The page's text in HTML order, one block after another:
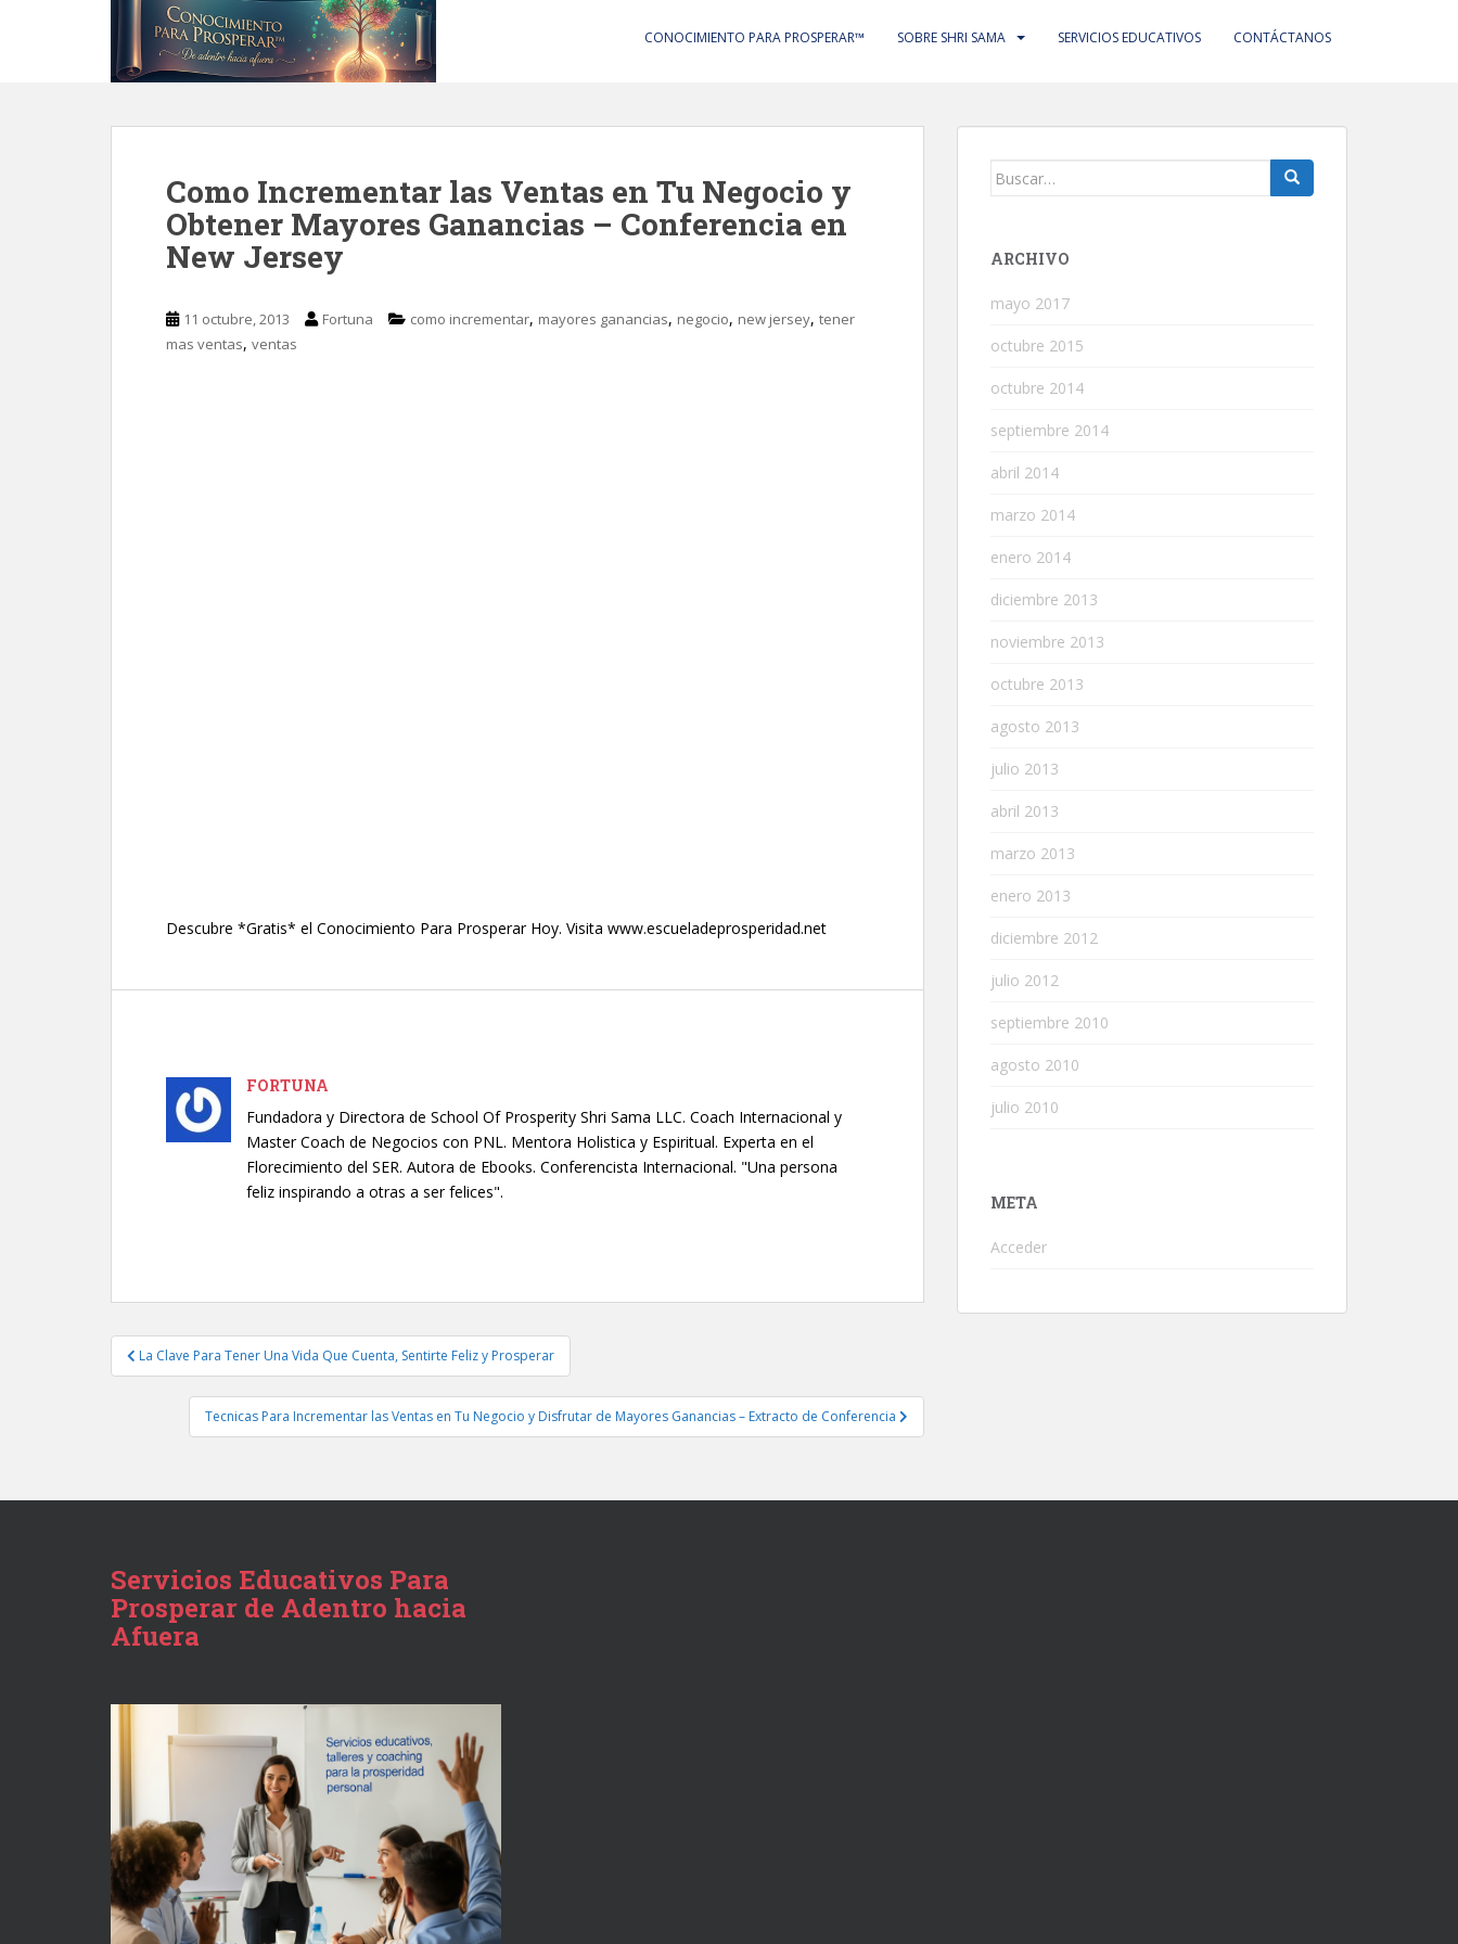
CONOCIMIENTO PARA PROSPERAR™ SOBRE SHRI SAMA SERVICIOS EDUCATIVOS CONTÁCTANOS
Como Incrementar las Ventas en Tu Negocio y
Obtener Mayores Ganancias – Conferencia en
New Jersey
11 octubre, 2013 Fortuna como incrementar, mayores ganancias, negocio, new jersey, tener
mas ventas, ventas
Descubre *Gratis* el Conocimiento Para Prosperar Hoy. Visita www.escueladeprosperidad.net
FORTUNA
Fundadora y Directora de School Of Prosperity Shri Sama LLC. Coach Internacional y
Master Coach de Negocios con PNL. Mentora Holistica y Espiritual. Experta en el
Florecimiento del SER. Autora de Ebooks. Conferencista Internacional. "Una persona
feliz inspirando a otras a ser felices".
Navegación
de
entradas
La Clave Para Tener Una Vida Que Cuenta, Sentirte Feliz y Prosperar
Tecnicas Para Incrementar las Ventas en Tu Negocio y Disfrutar de Mayores Ganancias – Extracto de Conferencia
Buscar:
ARCHIVO
mayo 2017
octubre 2015
octubre 2014
septiembre 2014
abril 2014
marzo 2014
enero 2014
diciembre 2013
noviembre 2013
octubre 2013
agosto 2013
julio 2013
abril 2013
marzo 2013
enero 2013
diciembre 2012
julio 2012
septiembre 2010
agosto 2010
julio 2010
META
Acceder
Servicios Educativos Para
Prosperar de Adentro hacia
Afuera